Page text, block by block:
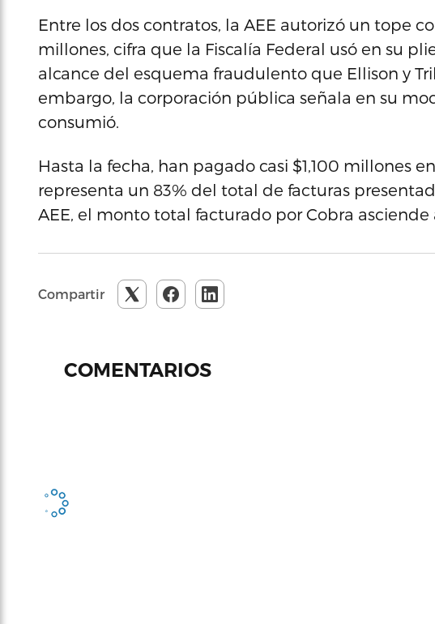
Entre los dos contratos, la AEE autorizó un tope
millones, cifra que la Fiscalía Federal usó en su
alcance del esquema fraudulento que Ellison y
embargo, la corporación pública señala en su
consumió.
Hasta la fecha, han pagado casi $1,100 millones
representa un 83% del total de facturas
AEE, el monto total facturado por Cobra asciende
Compartir
COMENTARIOS